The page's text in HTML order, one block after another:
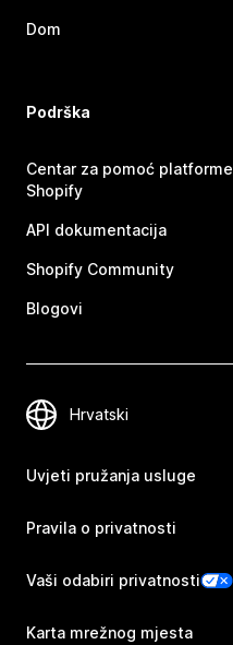
Dom
Podrška
Centar za pomoć platforme
Shopify
API dokumentacija
Shopify Community
Blogovi
Uvjeti pružanja usluge
Pravila o privatnosti
Vaši odabiri privatnosti
Karta mrežnog mjesta